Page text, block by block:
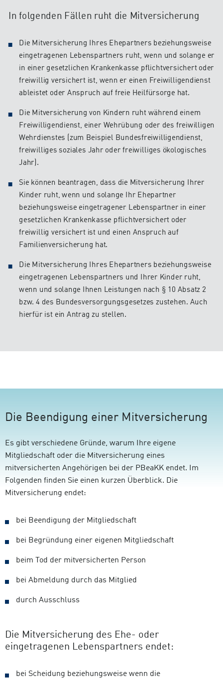
In folgenden Fällen ruht die Mitversicherung
Die Mitversicherung Ihres Ehepartners beziehungsweise
eingetragenen Lebenspartners ruht, wenn und solange er
in einer gesetzlichen Krankenkasse pflichtversichert oder
freiwillig versichert ist, wenn er einen Freiwilligendienst
ableistet oder Anspruch auf freie Heilfürsorge hat.
Die Mitversicherung von Kindern ruht während einem
Freiwilligendienst, einer Wehrübung oder des freiwilligen
Wehrdienstes (zum Beispiel Bundesfreiwilligendienst,
freiwilliges soziales Jahr oder freiwilliges ökologisches
Jahr).
Sie können beantragen, dass die Mitversicherung Ihrer
Kinder ruht, wenn und solange Ihr Ehepartner
beziehungsweise eingetragener Lebenspartner in einer
gesetzlichen Krankenkasse pflichtversichert oder
freiwillig versichert ist und einen Anspruch auf
Familienversicherung hat.
Die Mitversicherung Ihres Ehepartners beziehungsweise
eingetragenen Lebenspartners und Ihrer Kinder ruht,
wenn und solange Ihnen Leistungen nach § 10 Absatz 2
bzw. 4 des Bundesversorgungsgesetzes zustehen. Auch
hierfür ist ein Antrag zu stellen.
Die Beendigung einer Mitversicherung
Es gibt verschiedene Gründe, warum Ihre eigene
Mitgliedschaft oder die Mitversicherung eines
mitversicherten Angehörigen bei der PBeaKK endet. Im
Folgenden finden Sie einen kurzen Überblick. Die
Mitversicherung endet:
bei Beendigung der Mitgliedschaft
bei Begründung einer eigenen Mitgliedschaft
beim Tod der mitversicherten Person
bei Abmeldung durch das Mitglied
durch Ausschluss
Die Mitversicherung des Ehe- oder
eingetragenen Lebenspartners endet:
bei Scheidung beziehungsweise wenn die